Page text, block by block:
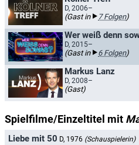
D, 2006–
(Gast in 7 Folgen)
Wer weiß denn
D, 2015–
(Gast in 6 Folgen)
Markus Lanz
D, 2008–
(Gast)
Spielfilme/Einzeltitel mit
Liebe mit 50 D, 1976 (Schauspielerin)